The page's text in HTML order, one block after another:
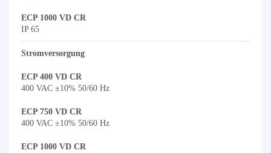
ECP 1000 VD CR
IP 65
Stromversorgung
ECP 400 VD CR
400 VAC ±10% 50/60 Hz
ECP 750 VD CR
400 VAC ±10% 50/60 Hz
ECP 1000 VD CR